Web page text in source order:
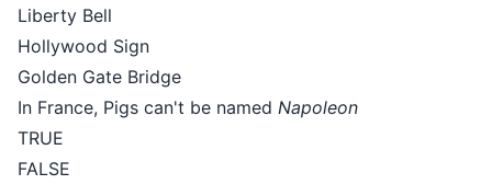
Liberty Bell
Hollywood Sign
Golden Gate Bridge
In France, Pigs can't be named Napoleon
TRUE
FALSE